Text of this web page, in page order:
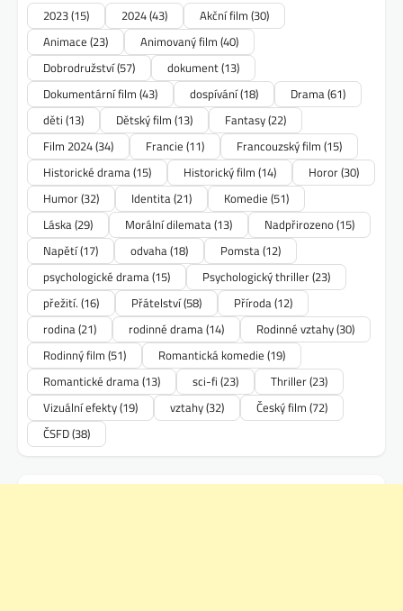
2023(15) 2024(43) Akční film (30)
Animace (23) Animovaný film (40)
Dobrodružství(57) dokument(13)
Dokumentární film (43) dospívání(18) Drama(61)
děti (13) Dětský film (13) Fantasy(22)
Film 2024(34) Francie (11) Francouzský film (15)
Historické drama(15) Historický film (14) Horor(30)
Humor(32) Identita(21) Komedie (51)
Láska(29) Morální dilemata(13) Nadpřirozeno(15)
Napětí(17) odvaha(18) Pomsta(12)
psychologické drama(15) Psychologický thriller(23)
přežití. (16) Přátelství(58) Příroda(12)
rodina(21) rodinné drama(14) Rodinné vztahy(30)
Rodinný film (51) Romantická komedie (19)
Romantické drama(13) sci-fi (23) Thriller(23)
Vizuální efekty(19) vztahy(32) Český film (72)
ČSFD(38)